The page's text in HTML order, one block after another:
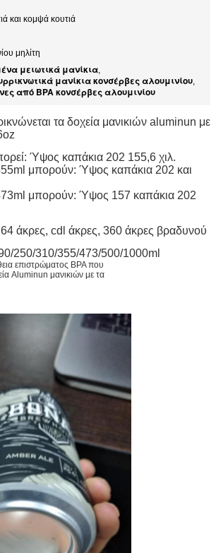
και κομψά κουτιά
μηλίτη
μειωτικά μανίκια,
μανίκια κονσέρβες αλουμινίου,
από BPA κονσέρβες αλουμινίου
τα δοχεία μανικιών aluminun με
Ύψος καπάκια 202 155,6 χιλ.
μπορούν: Ύψος καπάκια 202 και
μπορούν: Ύψος 157 καπάκια 202
άκρες, cdl άκρες, 360 άκρες βραδυνού
250/310/355/473/500/1000ml